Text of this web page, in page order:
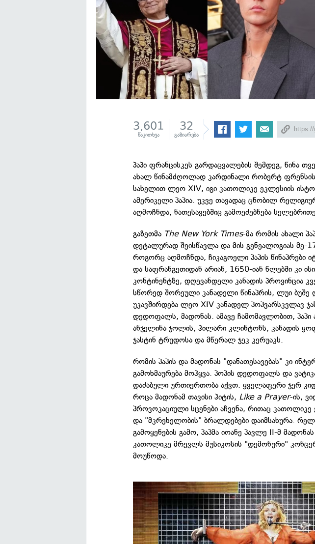
3,601
წაკითხვა
32
გაზიარება
პაპი ფრანცისკეს გარდაცვალების შემდეგ, წინა
ახალ წინამძღოლად კარდინალი რობერტ
სახელით ლეო XIV, იგი კათოლიკე ეკლესიის
ამერიკელი პაპია. უკვე თავადაც ცნობილ
აღმოჩნდა, ნათესავებშიც გამოეძებნება
გაზეთმა The New York Times-მა რომის ახალი
დეტალურად შეისწავლა და მის გენეალოგიას მე-17
როგორც აღმოჩნდა, ჩიკაგოელი პაპის წინაპრები
და საფრანგეთიდან არიან, 1650-იან წლებში კი
კონტინენტზე, დღევანდელი კანადის პროვინცია
სწორედ შორეული კანადელი წინაპრის, ლუი ბუშე
უკავშირდება ლეო XIV კანადელ პოპვარსკვლავ
დედოფალს, მადონას. ამავე ჩამომავლობით, პაპი
ანჯელინა ჯოლის, ჰილარი კლინტონს, კანადის
ჯასტინ ტრუდოსა და მწერალ ჯეკ კერუაკს.
რომის პაპის და მადონას "დანათესავებას" კი
გამოხმაურება მოჰყვა. პოპის დედოფალს და
დაძაბული ურთიერთობა აქვთ. ყველაფერი ჯერ
როცა მადონამ თავისი ჰიტის, Like a Prayer-ის,
პროვოკაციული სცენები აჩვენა, რითაც კათოლიკე
და "მკრეხელობის" ბრალდებები დაიმსახურა.
გამოყენების გამო, პაპმა იოანე პავლე II-მ
კათოლიკე მრევლს მუსიკოსის "დემონური"
მოუწოდა.